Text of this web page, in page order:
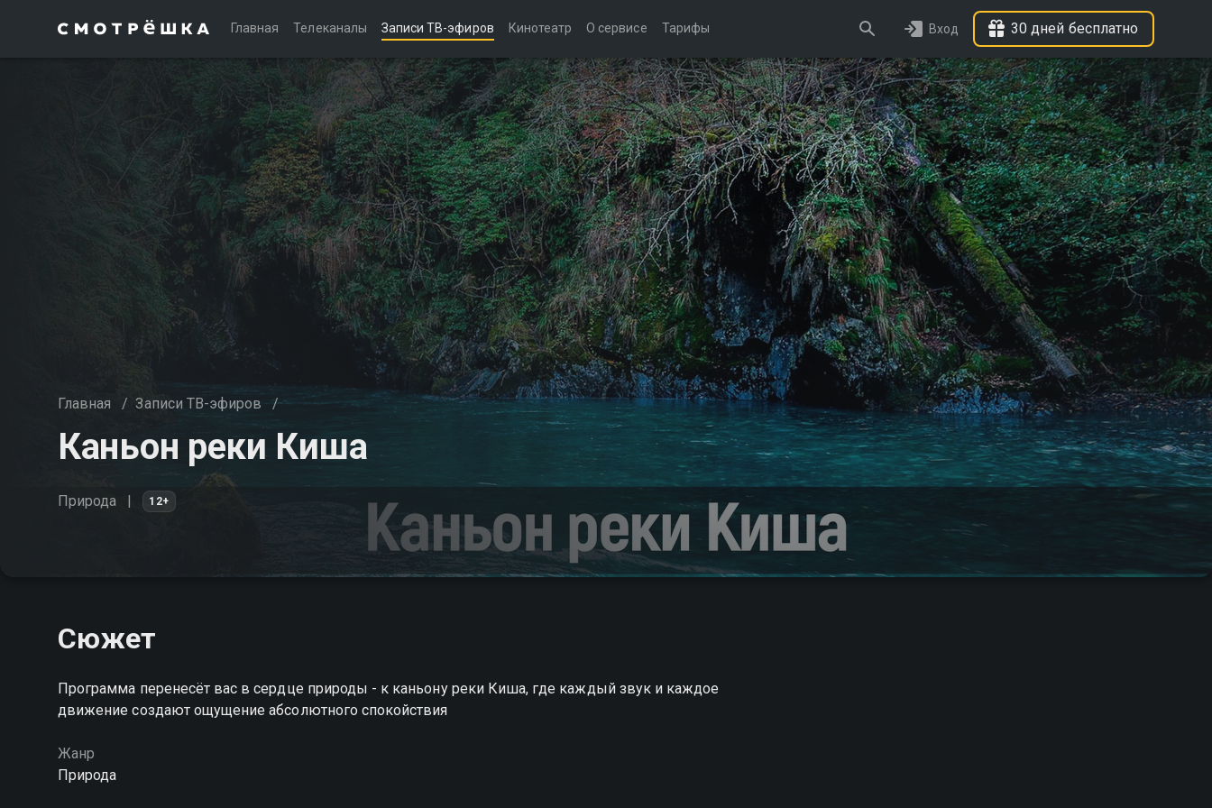
Главная Телеканалы Записи ТВ-эфиров Кинотеатр О сервисе Тарифы Вход 30 дней бесплатно
Главная / Записи ТВ-эфиров /
Каньон реки Киша
Природа 12+
Сюжет
Программа перенесёт вас в сердце природы - к каньону реки Киша, где каждый звук и каждое
движение создают ощущение абсолютного спокойствия
Жанр
Природа